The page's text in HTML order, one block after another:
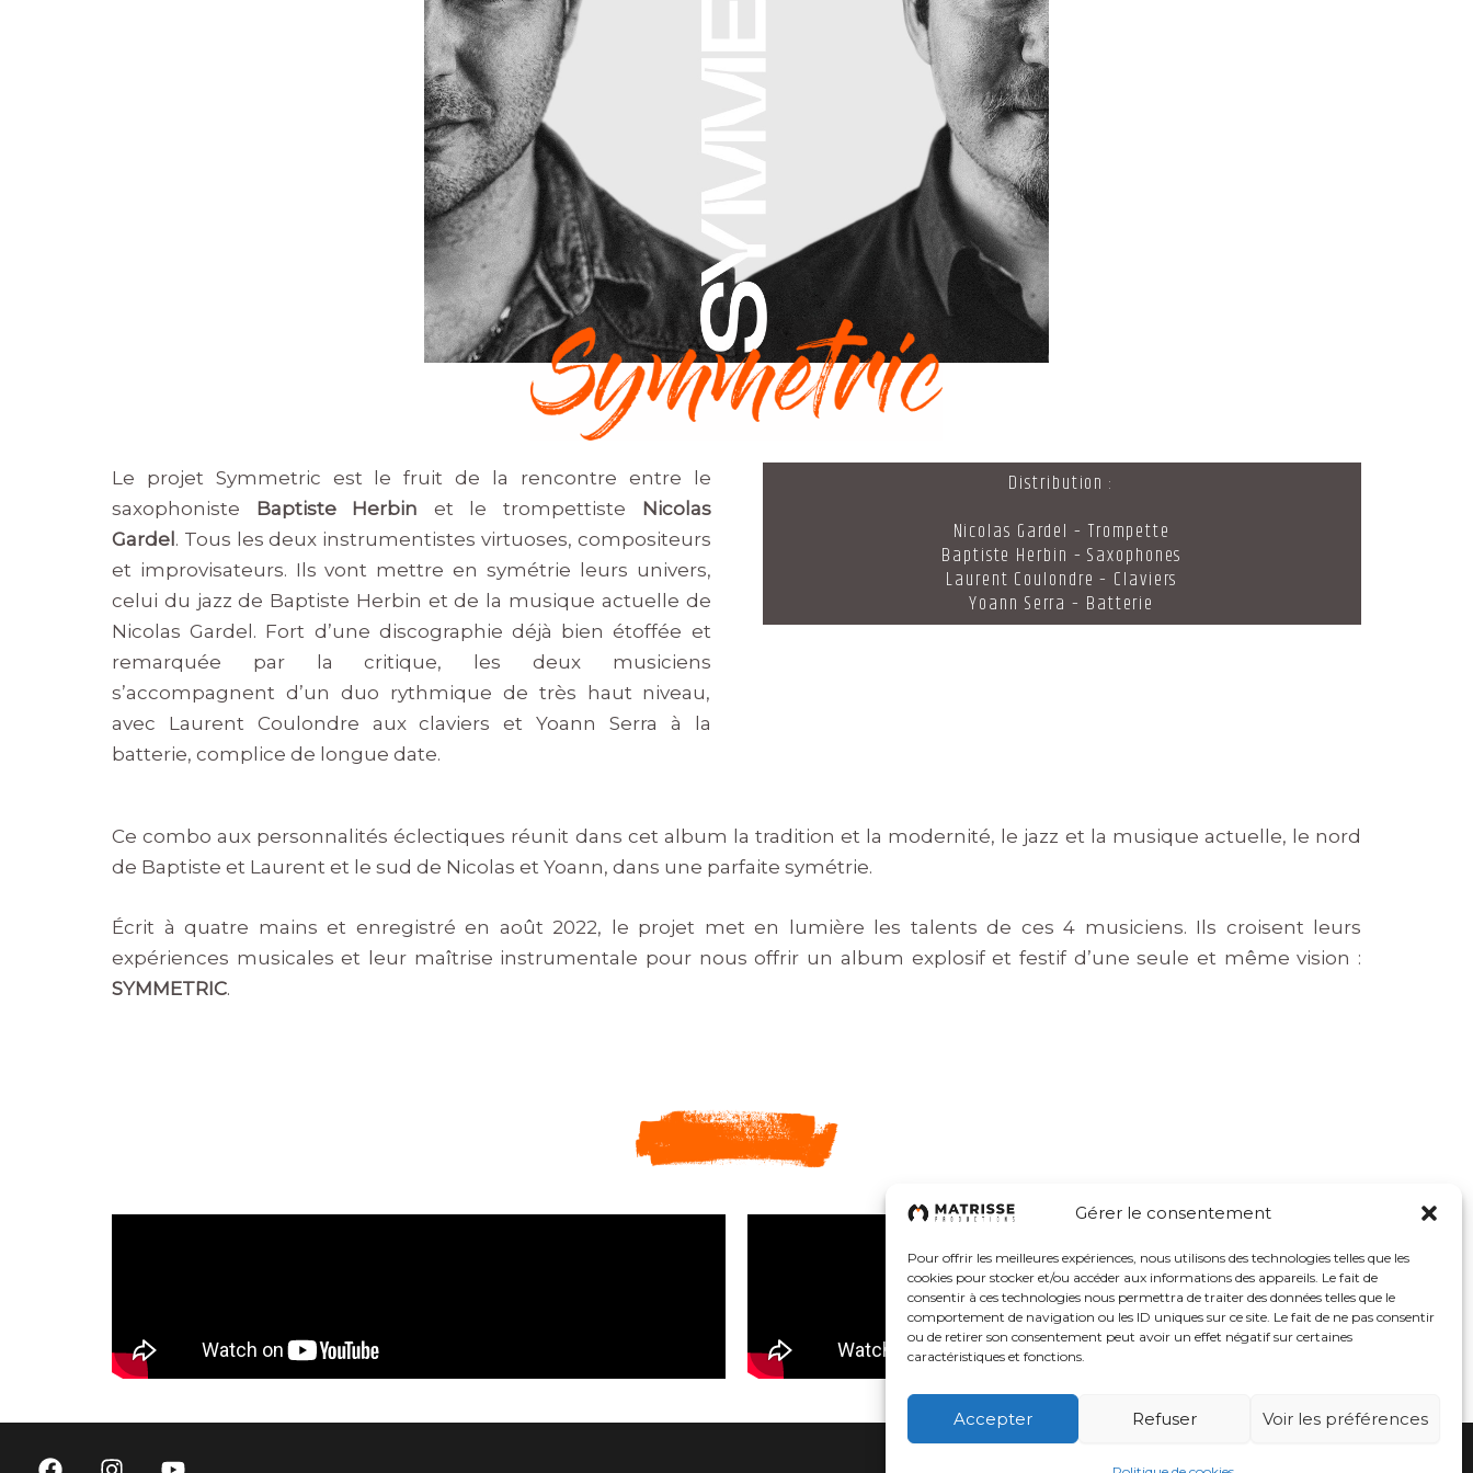
Gérer le consentement
Pour offrir les meilleures expériences, nous utilisons des technologies telles que les
cookies pour stocker et/ou accéder aux informations des appareils. Le fait de
consentir à ces technologies nous permettra de traiter des données telles que le
comportement de navigation ou les ID uniques sur ce site. Le fait de ne pas consentir
ou de retirer son consentement peut avoir un effet négatif sur certaines
caractéristiques et fonctions.
Accepter Refuser Voir les préférences
Distribution :
Nicolas Gardel – Trompette
Baptiste Herbin – Saxophones
Laurent Coulondre – Claviers
Yoann Serra – Batterie
Le projet Symmetric est le fruit de la rencontre entre le
saxophoniste
Baptiste Herbin et le trompettiste
Nicolas
Gardel . Tous les deux instrumentistes virtuoses, compositeurs
et improvisateurs. Ils vont mettre en symétrie leurs univers,
celui du jazz de Baptiste Herbin et de la musique actuelle de
Nicolas Gardel. Fort d’une discographie déjà bien étoffée et
remarquée par la critique, les deux musiciens
s’accompagnent d’un duo rythmique de très haut niveau,
avec Laurent Coulondre aux claviers et Yoann Serra à la
batterie, complice de longue date.
Ce combo aux personnalités éclectiques réunit dans cet album la tradition et la modernité, le jazz et la musique actuelle, le nord
de Baptiste et Laurent et le sud de Nicolas et Yoann, dans une parfaite symétrie.
Écrit à quatre mains et enregistré en août 2022, le projet met en lumière les talents de ces 4 musiciens. Ils croisent leurs
expériences musicales et leur maîtrise instrumentale pour nous offrir un album explosif et festif d’une seule et même vision :
SYMMETRIC.